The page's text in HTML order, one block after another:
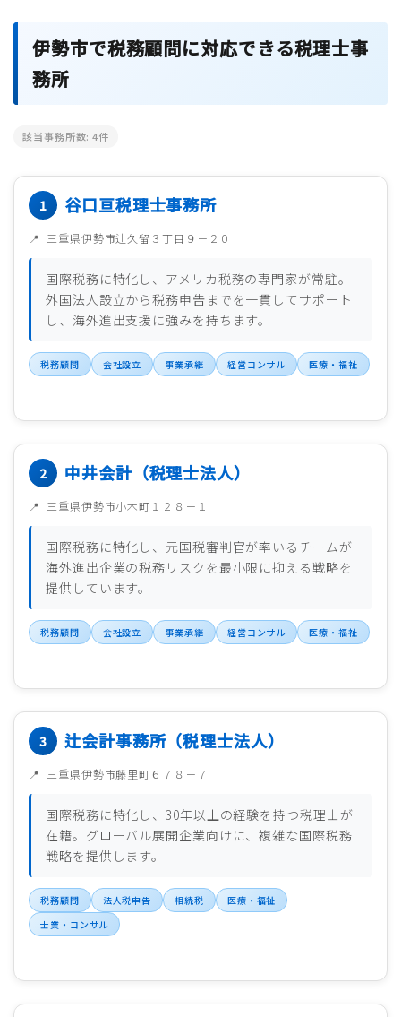
伊勢市で税務顧問に対応できる税理士事
務所
該当事務所数:4件
谷口亘税理士事務所
三重県伊勢市辻久留３丁目９－２０
国際税務に特化し、アメリカ税務の専門家が常駐。
外国法人設立から税務申告までを一貫してサポート
し、海外進出支援に強みを持ちます。
税務顧問 会社設立 事業承継 経営コンサル 医療・福祉
中井会計（税理士法人）
三重県伊勢市小木町１２８－１
国際税務に特化し、元国税審判官が率いるチームが
海外進出企業の税務リスクを最小限に抑える戦略を
提供しています。
税務顧問 会社設立 事業承継 経営コンサル 医療・福祉
辻会計事務所（税理士法人）
三重県伊勢市藤里町６７８－７
国際税務に特化し、30年以上の経験を持つ税理士が
在籍。グローバル展開企業向けに、複雑な国際税務
戦略を提供します。
税務顧問 法人税申告 相続税
医療・福祉
士業・コンサル